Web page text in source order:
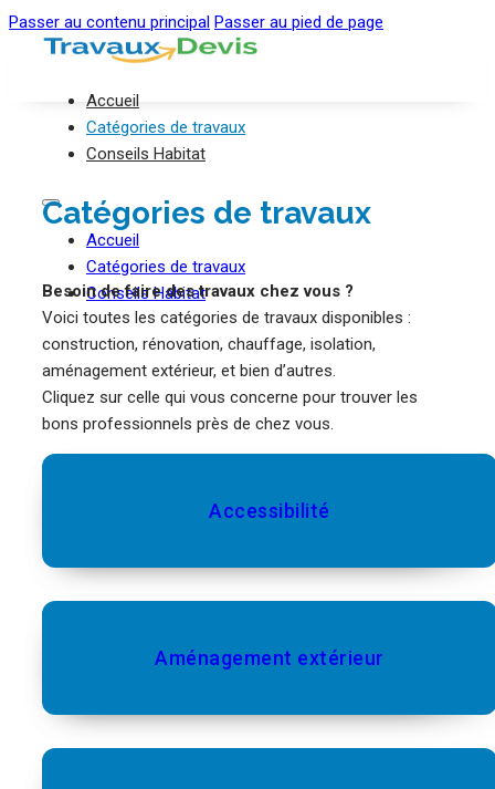
Passer au contenu principal Passer au pied de page
Accueil
Catégories de travaux
Conseils Habitat
Accueil
Catégories de travaux
Conseils Habitat
Catégories de travaux
Besoin de faire des travaux chez vous ?
Voici toutes les catégories de travaux disponibles :
construction, rénovation, chauffage, isolation,
aménagement extérieur, et bien d’autres.
Cliquez sur celle qui vous concerne pour trouver les
bons professionnels près de chez vous.
Accessibilité
Aménagement extérieur